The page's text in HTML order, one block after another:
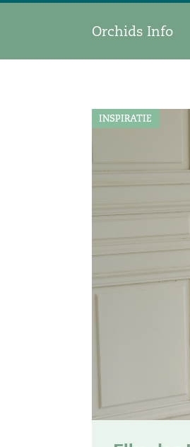
Orchids Info
INSPIRATIE